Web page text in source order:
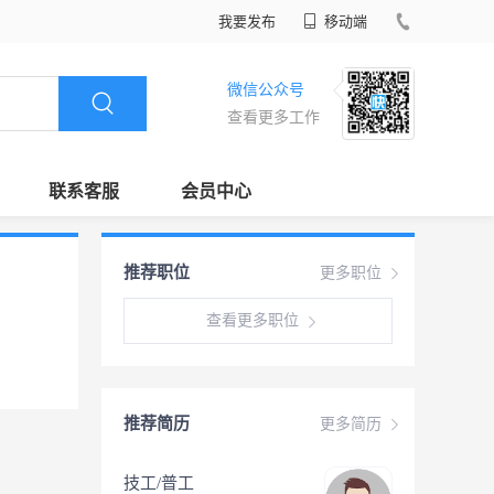
我要发布 移动端
微信公众号
查看更多工作
联系客服 会员中心
更多职位
推荐职位
查看更多职位
更多简历
推荐简历
技工/普工